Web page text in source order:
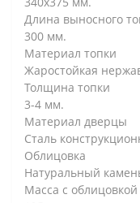
Длина выносного
300 мм.
Материал топки
Жаростойкая
Толщина топки
3-4 мм.
Материал дверцы
Сталь
Облицовка
Натуральный
Масса с облицовкой